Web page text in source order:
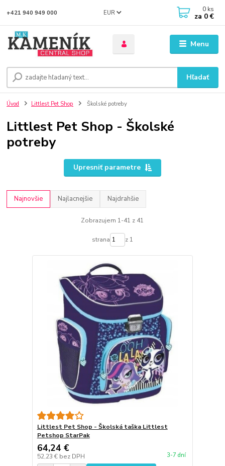
Menu
EUR
Hľadať
+421 940 949 000 0 ks
za 0 €
Úvod Littlest Pet Shop Školské potreby
Littlest Pet Shop - Školské
potreby
Upresniť parametre
Najnovšie Najlacnejšie Najdrahšie
Zobrazujem 1-41 z 41
strana z 1
Littlest Pet Shop - Školská taška Littlest
Petshop StarPak
64,24 €
52,23 € bez DPH 3-7 dní